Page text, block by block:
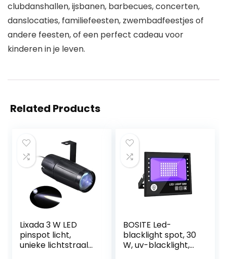
clubdanshallen, ijsbanen, barbecues, concerten,
danslocaties, familiefeesten, zwembadfeestjes of
andere feesten, of een perfect cadeau voor
kinderen in je leven.
Related Products
Lixada 3 W LED
pinspot licht,
unieke lichtstraal
BOSITE Led-
blacklight spot, 30
W, uv-blacklight,